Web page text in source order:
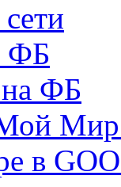
ФБ
ФБ
в